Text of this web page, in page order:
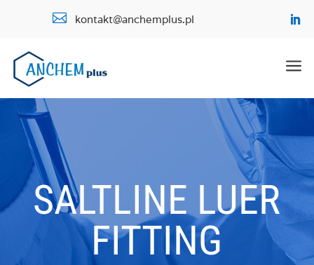
 kontakt@anchemplus.pl
a
SALTLINE LUER
FITTING